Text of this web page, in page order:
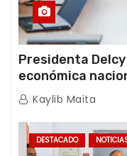
Presidenta
económica
de emergencia
Kaylib Maita
DESTACADO